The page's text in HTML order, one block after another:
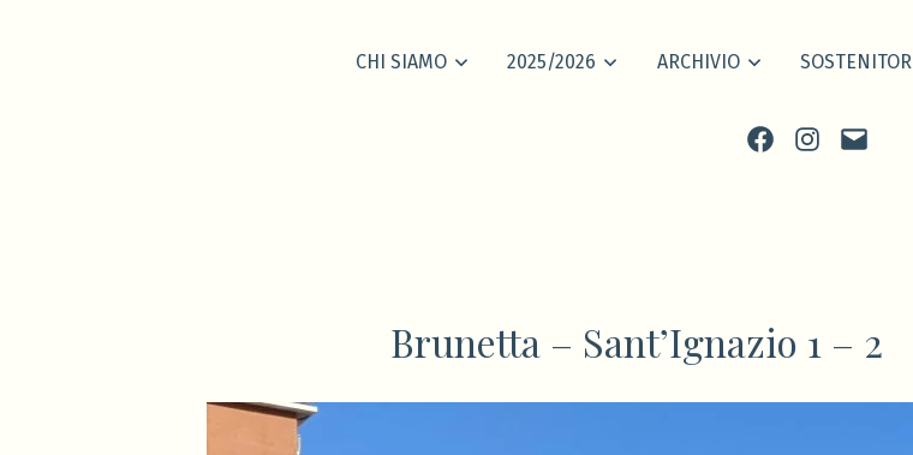
CHI SIAMO 2025/2026 ARCHIVIO SOSTENITORI
FacebookInstagram
scrivi
Brunetta – Sant’Ignazio 1 – 2